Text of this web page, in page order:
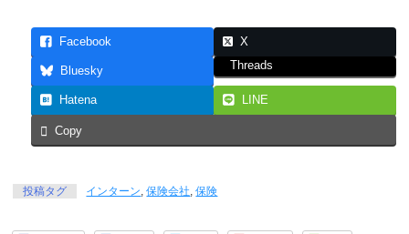
Facebook X
Bluesky Threads
Hatena LINE
Copy
投稿タグ インターン,保険会社,保険